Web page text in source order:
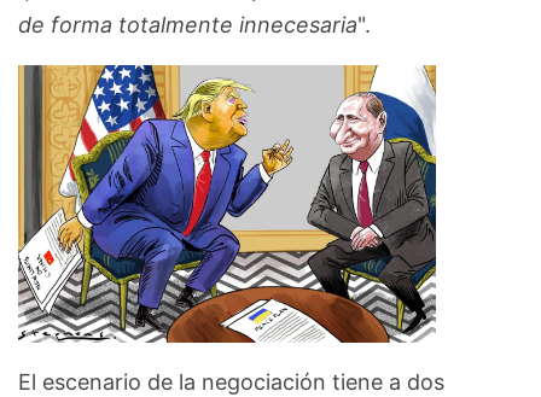
de forma totalmente innecesaria".
El escenario de la negociación tiene a dos